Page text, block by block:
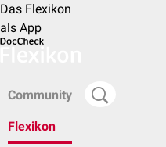
Das Flexikon
als App
Community
Flexikon